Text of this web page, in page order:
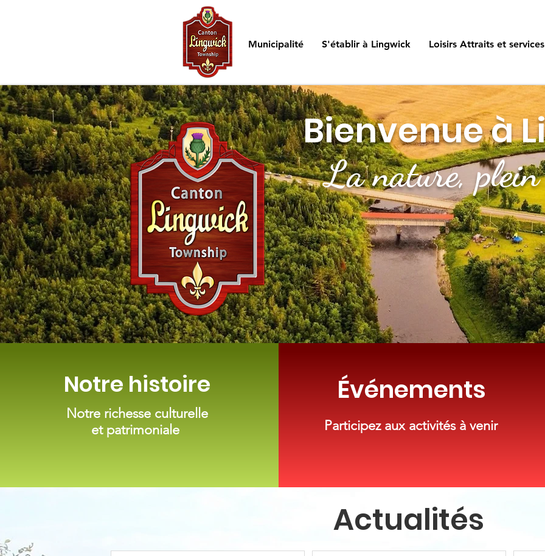
Accueil Municipalité S'établir à Lingwick Loisirs Attraits et services
Bienvenue à
lingwick.ca
La nature,
Notre histoire
Notre richesse culturelle
et patrimoniale
Événements
Participez aux activités à venir
Actualités